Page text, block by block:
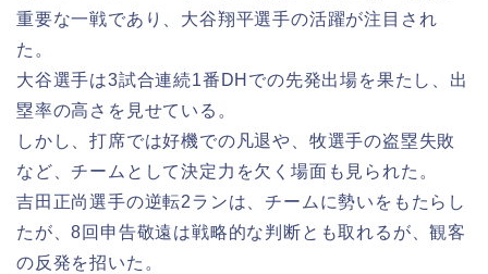
重要な一戦であり、大谷翔平選手の活躍が注目され
た。
大谷選手は3試合連続1番DHでの先発出場を果たし、出
塁率の高さを見せている。
しかし、打席では好機での凡退や、牧選手の盗塁失敗
など、チームとして決定力を欠く場面も見られた。
吉田正尚選手の逆転2ランは、チームに勢いをもたらし
たが、8回申告敬遠は戦略的な判断とも取れるが、観客
の反発を招いた。